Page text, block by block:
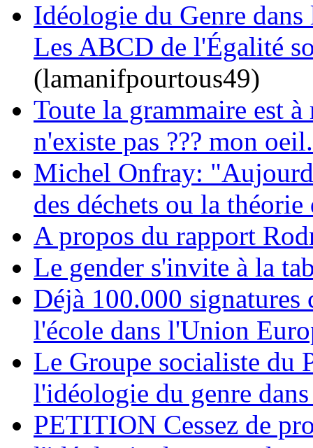
Idéologie du Genre
Les ABCD de l'Égalité
(lamanifpourtous49)
Toute la grammaire est
n'existe pas ??? mon
Michel Onfray:
des déchets ou la
A propos du rapport
Le gender s'invite à la
Déjà 100.000 signatures
l'école dans l'Union
Le Groupe socialiste du
l'idéologie du genre
PETITION Cessez de